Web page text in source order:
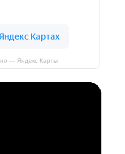
— Яндекс Карты